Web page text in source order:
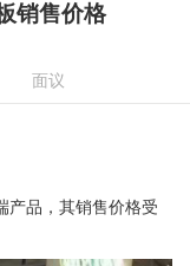
销售价格
面议
产品，其销售价格受